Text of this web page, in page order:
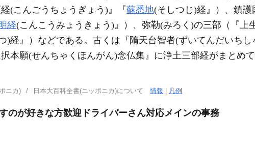
(こんごうちょうぎょう)』『蘇悉地(そしつじ)経』）、鎮
経(こんこうみょうきょう)』）、弥勒(みろく)の三部（『上
)経』）などである。古くは『隋天台智者(ずいてんだいち
本願(せんちゃくほんがん)念仏集』に浄土三部経がまとめて
ニカ) 日本大百科全書(ニッポニカ)について情報 凡例
のが好きな方歓迎ドライバーさん対応メインの事務